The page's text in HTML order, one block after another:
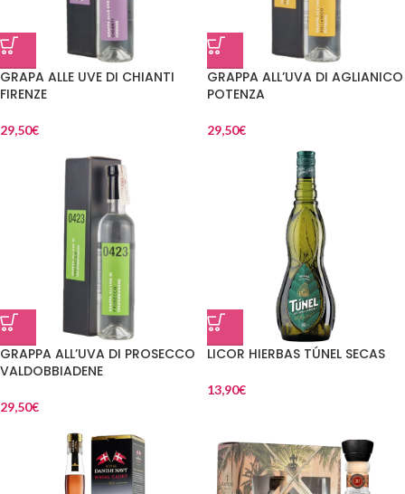
GRAPA ALLE UVE DI CHIANTI
FIRENZE
29,50€
GRAPPA ALL’UVA DI AGLIANICO
POTENZA
29,50€
GRAPPA ALL’UVA DI PROSECCO
VALDOBBIADENE
29,50€
LICOR HIERBAS TÚNEL SECAS
13,90€